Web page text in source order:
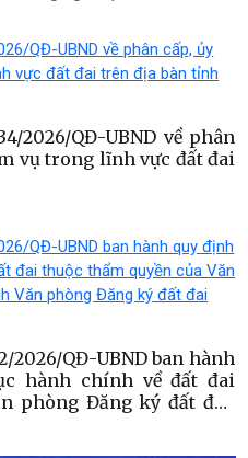
pháp luật quốc gia cung cấp
lý phản ánh, kiến nghị về văn
tiếp nhận thông tin phản ánh
chức trên toàn quốc đối với
không còn phù hợp trong hệ
luật, chuyển tới cơ quan có
ánh, kiến nghị và cung cấp
ánh.
2026/QĐ-UBND về phân
vụ trong lĩnh vực đất đai
2026/QĐ-UBND ban hành
hành chính về đất đai
phòng Đăng ký đất đai,
ký đất đai trên địa bàn